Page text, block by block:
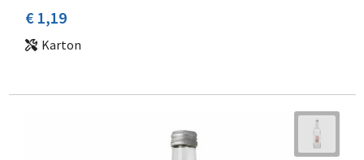
€ 1,19
Karton